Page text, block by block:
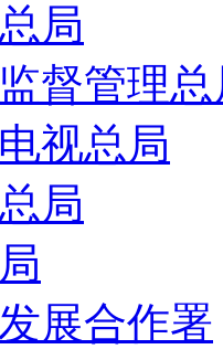
局
督管理
视总局
局
展合作署